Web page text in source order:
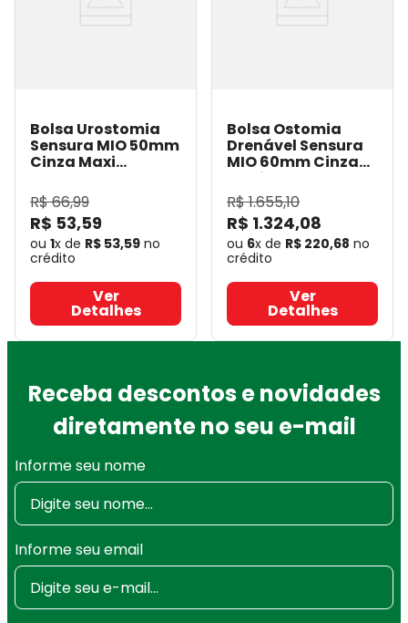
Bolsa Urostomia
Sensura MIO 50mm
Cinza Maxi
Coloplast
R$66,99
R$ 53,59
ou 1x de R$ 53,59 no
crédito
Ver
Detalhes
Bolsa Ostomia
Drenável Sensura
MIO 60mm Cinza
Maxi - 30un -
Coloplast 11452
Coloplast
R$1.655,10
R$ 1.324,08
ou 6x de R$ 220,68 no
crédito
Ver
Detalhes
Receba descontos e novidades
diretamente no seu e-mail
Informe seu nome
Informe seu email